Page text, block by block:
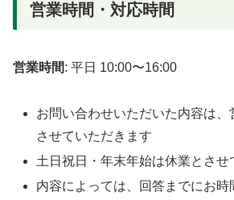
営業時間・対応時間
営業時間: 平日 10:00〜16:00
お問い合わせいただいた内容は、
させていただきます
土日祝日・年末年始は休業とさせ
内容によっては、回答までにお時